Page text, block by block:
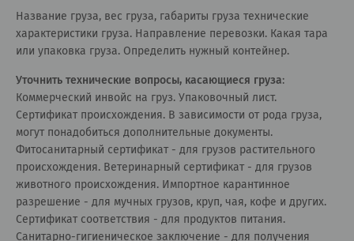
Название груза, вес груза, габариты груза технические
характеристики груза. Направление перевозки. Какая тара
или упаковка груза. Определить нужный контейнер.
Уточнить технические вопросы, касающиеся груза:
Коммерческий инвойс на груз. Упаковочный лист.
Сертификат происхождения. В зависимости от рода груза,
могут понадобиться дополнительные документы.
Фитосанитарный сертификат - для грузов растительного
происхождения. Ветеринарный сертификат - для грузов
животного происхождения. Импортное карантинное
разрешение - для мучных грузов, круп, чая, кофе и других.
Сертификат соответствия - для продуктов питания.
Санитарно-гигиеническое заключение - для получения